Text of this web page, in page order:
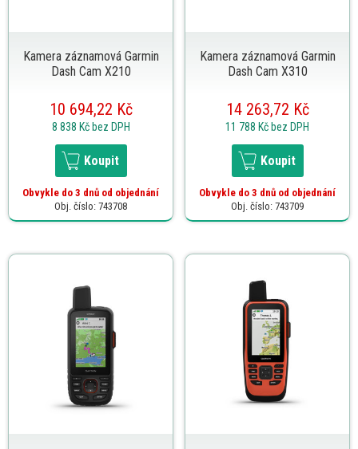
Kamera záznamová Garmin
Dash Cam X210
10 694,22 Kč
8 838 Kč bez DPH
Koupit
Obvykle do 3 dnů od objednání
Obj. číslo: 743708
Kamera záznamová Garmin
Dash Cam X310
14 263,72 Kč
11 788 Kč bez DPH
Koupit
Obvykle do 3 dnů od objednání
Obj. číslo: 743709